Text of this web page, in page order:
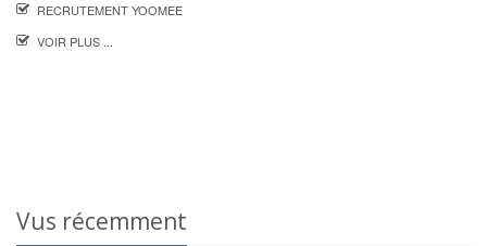
RECRUTEMENT YOOMEE
VOIR PLUS ...
Vus récemment